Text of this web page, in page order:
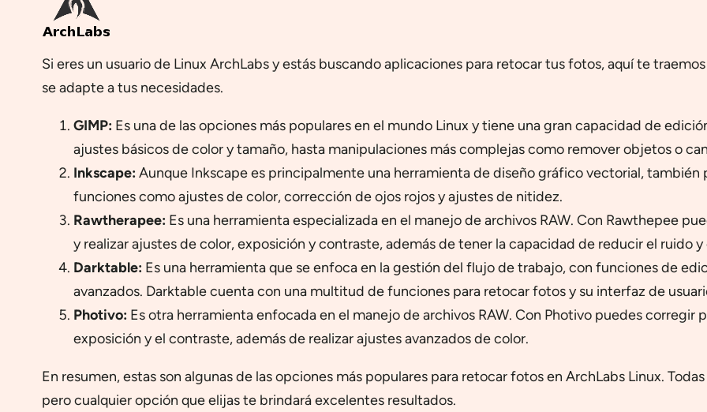
Si eres un usuario de Linux ArchLabs y estás buscando aplicaciones para retocar tus fotos, aquí te
se adapte a tus necesidades.
GIMP:Es una de las opciones más populares en el mundo Linux y tiene una gran capacidad de
ajustes básicos de color y tamaño, hasta manipulaciones más complejas como remover objetos o
Inkscape:Aunque Inkscape es principalmente una herramienta de diseño gráfico vectorial, también
funciones como ajustes de color, corrección de ojos rojos y ajustes de nitidez.
Rawtherapee:Es una herramienta especializada en el manejo de archivos RAW. Con Rawthepee
y realizar ajustes de color, exposición y contraste, además de tener la capacidad de reducir el ruido
Darktable:Es una herramienta que se enfoca en la gestión del flujo de trabajo, con funciones de
avanzados. Darktable cuenta con una multitud de funciones para retocar fotos y su interfaz de
Photivo:Es otra herramienta enfocada en el manejo de archivos RAW. Con Photivo puedes corregir
exposición y el contraste, además de realizar ajustes avanzados de color.
En resumen, estas son algunas de las opciones más populares para retocar fotos en ArchLabs Linux.
pero cualquier opción que elijas te brindará excelentes resultados.